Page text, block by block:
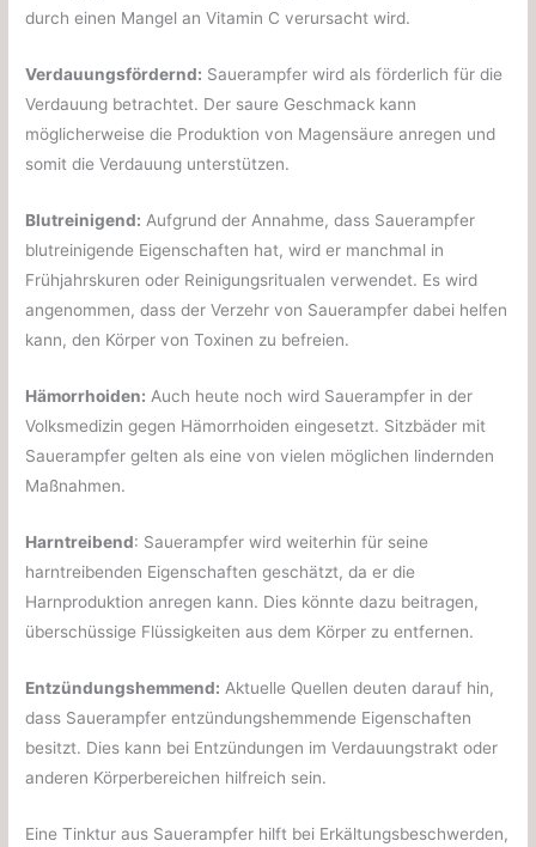
durch einen Mangel an Vitamin C verursacht wird.
Verdauungsfördernd: Sauerampfer wird als förderlich für die
Verdauung betrachtet. Der saure Geschmack kann
möglicherweise die Produktion von Magensäure anregen und
somit die Verdauung unterstützen.
Blutreinigend: Aufgrund der Annahme, dass Sauerampfer
blutreinigende Eigenschaften hat, wird er manchmal in
Frühjahrskuren oder Reinigungsritualen verwendet. Es wird
angenommen, dass der Verzehr von Sauerampfer dabei helfen
kann, den Körper von Toxinen zu befreien.
Hämorrhoiden: Auch heute noch wird Sauerampfer in der
Volksmedizin gegen Hämorrhoiden eingesetzt. Sitzbäder mit
Sauerampfer gelten als eine von vielen möglichen lindernden
Maßnahmen.
Harntreibend: Sauerampfer wird weiterhin für seine
harntreibenden Eigenschaften geschätzt, da er die
Harnproduktion anregen kann. Dies könnte dazu beitragen,
überschüssige Flüssigkeiten aus dem Körper zu entfernen.
Entzündungshemmend: Aktuelle Quellen deuten darauf hin,
dass Sauerampfer entzündungshemmende Eigenschaften
besitzt. Dies kann bei Entzündungen im Verdauungstrakt oder
anderen Körperbereichen hilfreich sein.
Eine Tinktur aus Sauerampfer hilft bei Erkältungsbeschwerden,